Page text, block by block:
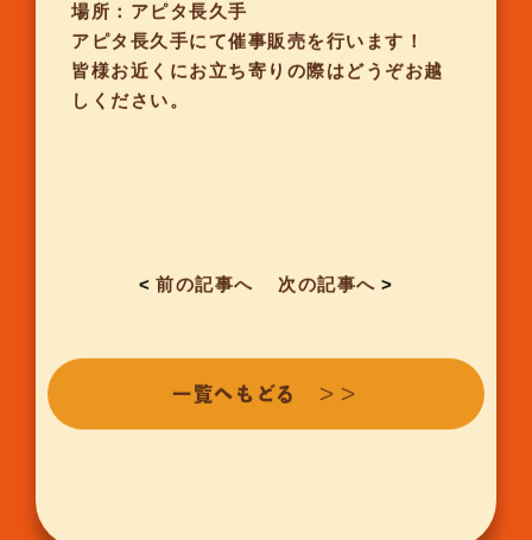
場所：アピタ長久手
アピタ長久手にて催事販売を行います！
皆様お近くにお立ち寄りの際はどうぞお越
しください。
<前の記事へ 次の記事へ >
一覧へもどる ＞＞